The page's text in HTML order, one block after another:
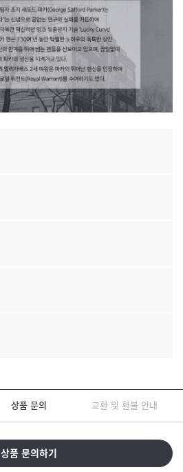
상품 문의 교환 및 환불 안내
상품 문의하기